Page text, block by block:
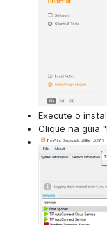
Execute o
Clique na guia